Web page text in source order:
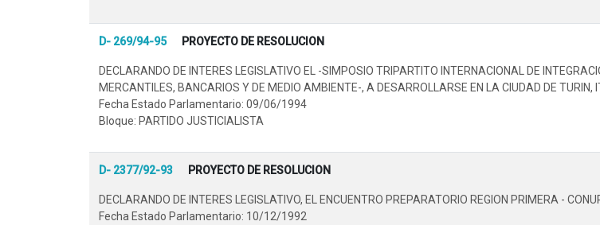
D- 269/94-95 PROYECTO DE RESOLUCION
DECLARANDO DE INTERES LEGISLATIVO EL -SIMPOSIO TRIPARTITO INTERNACIONAL DE
MERCANTILES, BANCARIOS Y DE MEDIO AMBIENTE-, A DESARROLLARSE EN LA CIUDAD DE TURIN,
Fecha Estado Parlamentario: 09/06/1994
Bloque: PARTIDO JUSTICIALISTA
D- 2377/92-93 PROYECTO DE RESOLUCION
DECLARANDO DE INTERES LEGISLATIVO, EL ENCUENTRO PREPARATORIO REGION PRIMERA -
Fecha Estado Parlamentario: 10/12/1992